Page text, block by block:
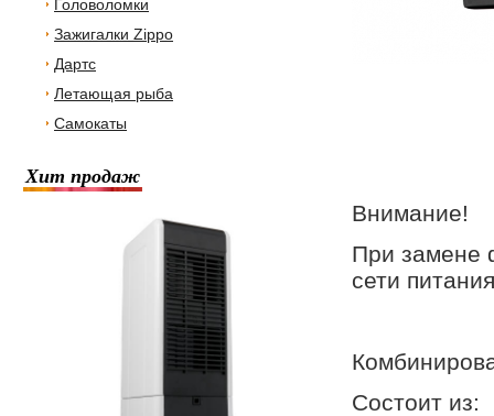
Головоломки
Зажигалки Zippo
Дартс
Летающая рыба
Самокаты
Хит продаж
Внимание!
При замене
сети
Состоит из: